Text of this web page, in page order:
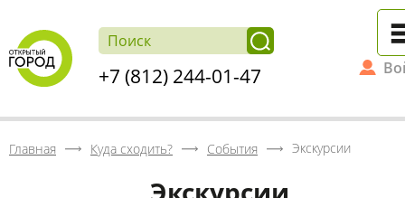
+7 (812) 244-01-47
Главная Куда сходить? События Экскурсии